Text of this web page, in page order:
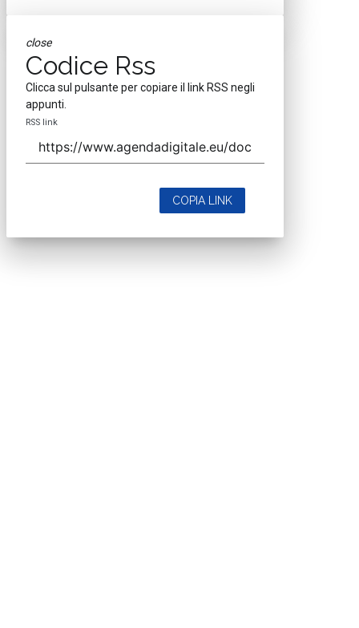
close
Codice Rss
Clicca sul pulsante per copiare il link RSS negli
appunti.
RSS link
COPIA LINK